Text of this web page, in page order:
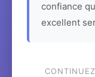
confiance
excellent